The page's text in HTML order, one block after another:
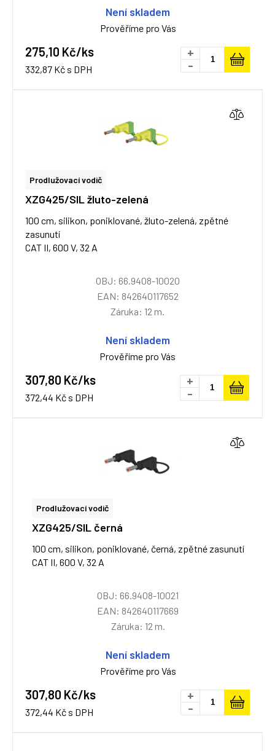
Není skladem
Prověříme pro Vás
275,10 Kč/ks
332,87 Kč s DPH
+
-
Prodlužovací vodič
XZG425/SIL žluto-zelená
100 cm, silikon, poniklované, žluto-zelená, zpětné
zasunutí
CAT II, 600 V, 32 A
OBJ: 66.9408-10020
EAN: 842640117652
Záruka: 12 m.
Není skladem
Prověříme pro Vás
307,80 Kč/ks
372,44 Kč s DPH
+
-
Prodlužovací vodič
XZG425/SIL černá
100 cm, silikon, poniklované, černá, zpětné zasunutí
CAT II, 600 V, 32 A
OBJ: 66.9408-10021
EAN: 842640117669
Záruka: 12 m.
Není skladem
Prověříme pro Vás
307,80 Kč/ks
372,44 Kč s DPH
+
-